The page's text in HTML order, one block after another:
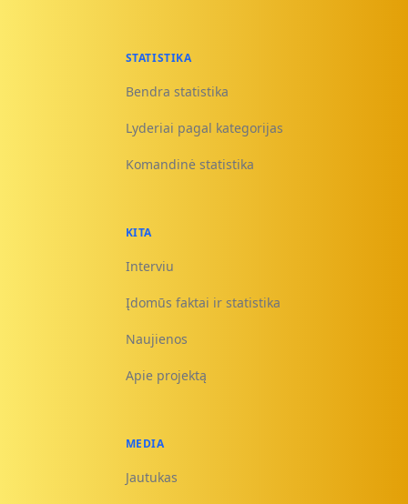
STATISTIKA
Bendra statistika
Lyderiai pagal kategorijas
Komandinė statistika
KITA
Interviu
Įdomūs faktai ir statistika
Naujienos
Apie projektą
MEDIA
Jautukas